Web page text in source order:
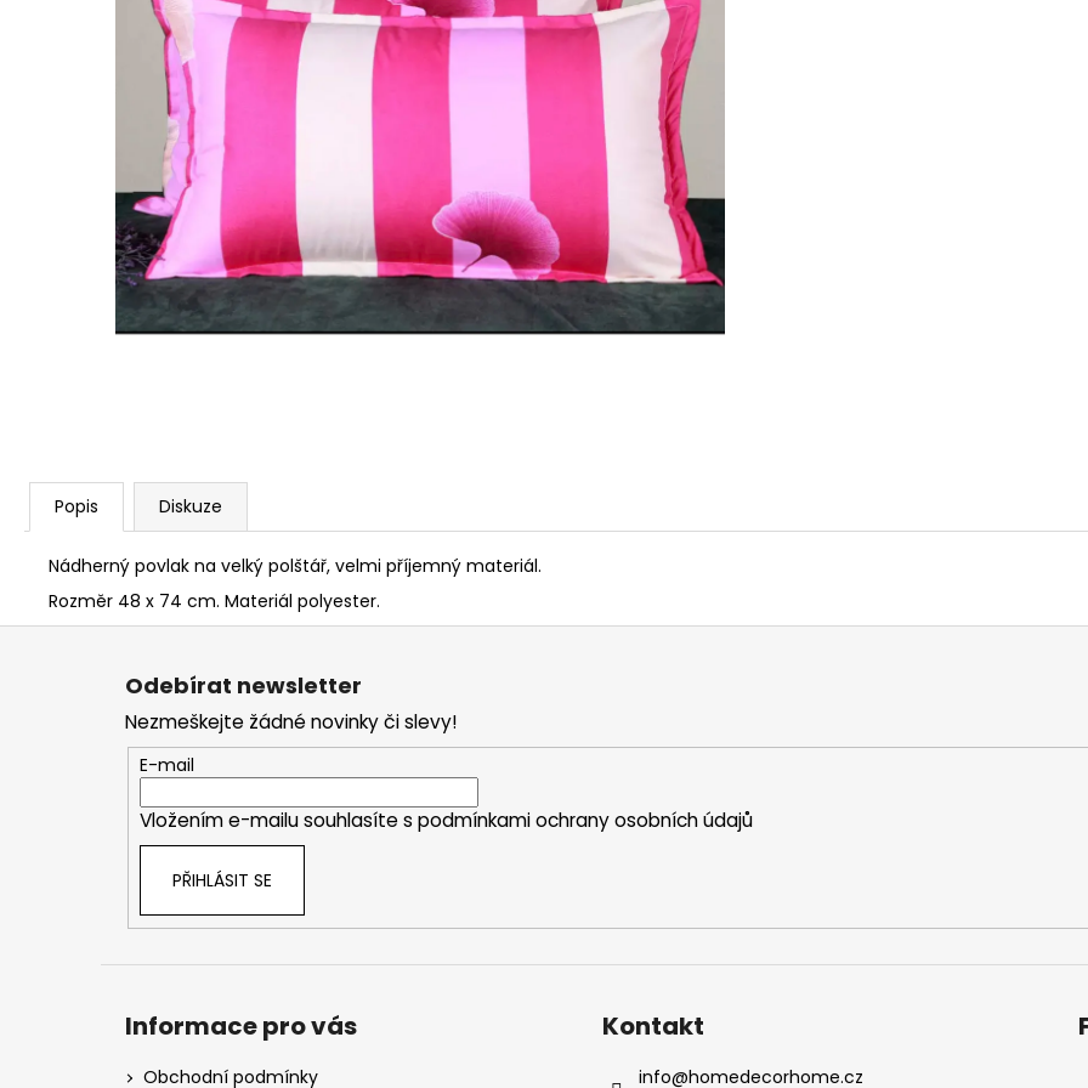
Popis Diskuze
Nádherný povlak na velký polštář, velmi příjemný materiál.
Rozměr 48 x 74 cm. Materiál polyester.
STABILIZOVANÁ KVĚTINA, VĚČNÁ RŮŽE
ANDĚL
419 Kč
STABILIZOVANÁ KVĚTINA, VĚČNÁ RŮŽE
ANDĚL
389 Kč
Z
Odebírat newsletter
Nezmeškejte žádné novinky či slevy!
E-mail
Vložením e-mailu souhlasíte s podmínkami ochrany osobních údajů
PŘIHLÁSIT SE
Informace pro vás
Obchodní podmínky
Kontakt
info@homedecorhome.cz